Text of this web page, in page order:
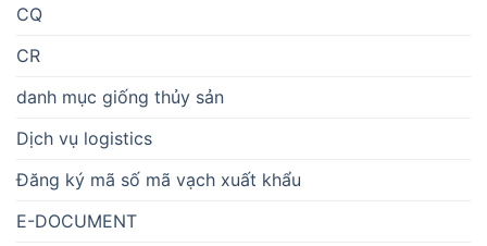
CQ
CR
danh mục giống thủy sản
Dịch vụ logistics
Đăng ký mã số mã vạch xuất khẩu
E-DOCUMENT